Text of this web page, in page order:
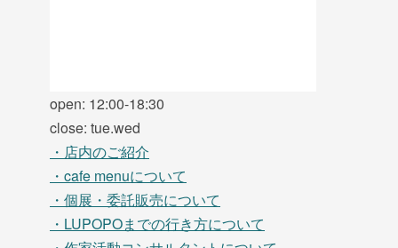
open: 12:00-18:30
close: tue.wed
・店内のご紹介
・cafe menuについて
・個展・委託販売について
・LUPOPOまでの行き方について